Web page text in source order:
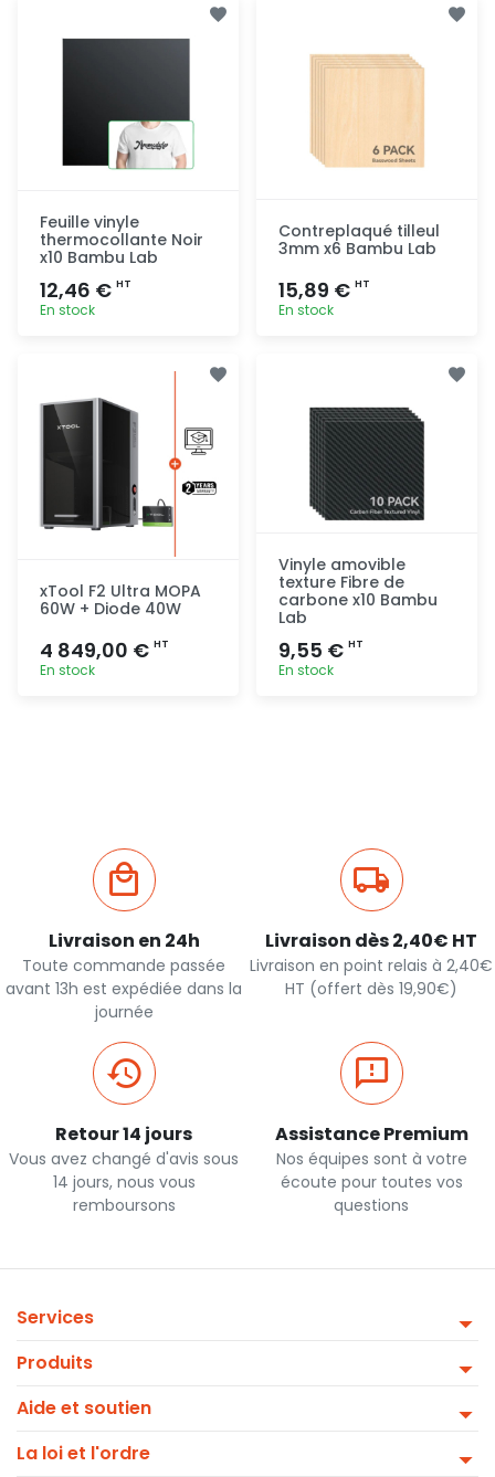
Feuille vinyle
thermocollante Noir
x10 Bambu Lab
12,46 € HT
En stock
Contreplaqué tilleul
3mm x6 Bambu Lab
15,89 € HT
En stock
xTool F2 Ultra MOPA
60W + Diode 40W
4 849,00 € HT
En stock
Vinyle amovible
texture Fibre de
carbone x10 Bambu
Lab
9,55 € HT
En stock
Livraison en 24h
Toute commande passée
avant 13h est expédiée dans la
journée
Livraison dès 2,40€ HT
Livraison en point relais à 2,40€
HT (offert dès 19,90€)
Retour 14 jours
Vous avez changé d'avis sous
14 jours, nous vous
remboursons
Assistance Premium
Nos équipes sont à votre
écoute pour toutes vos
questions
Services
Produits
Aide et soutien
La loi et l'ordre